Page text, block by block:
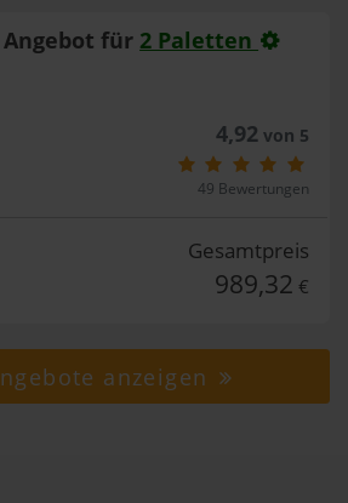
für 2 Paletten
4,92von 5
49 Bewertungen
Gesamtpreis
989,32 €
anzeigen